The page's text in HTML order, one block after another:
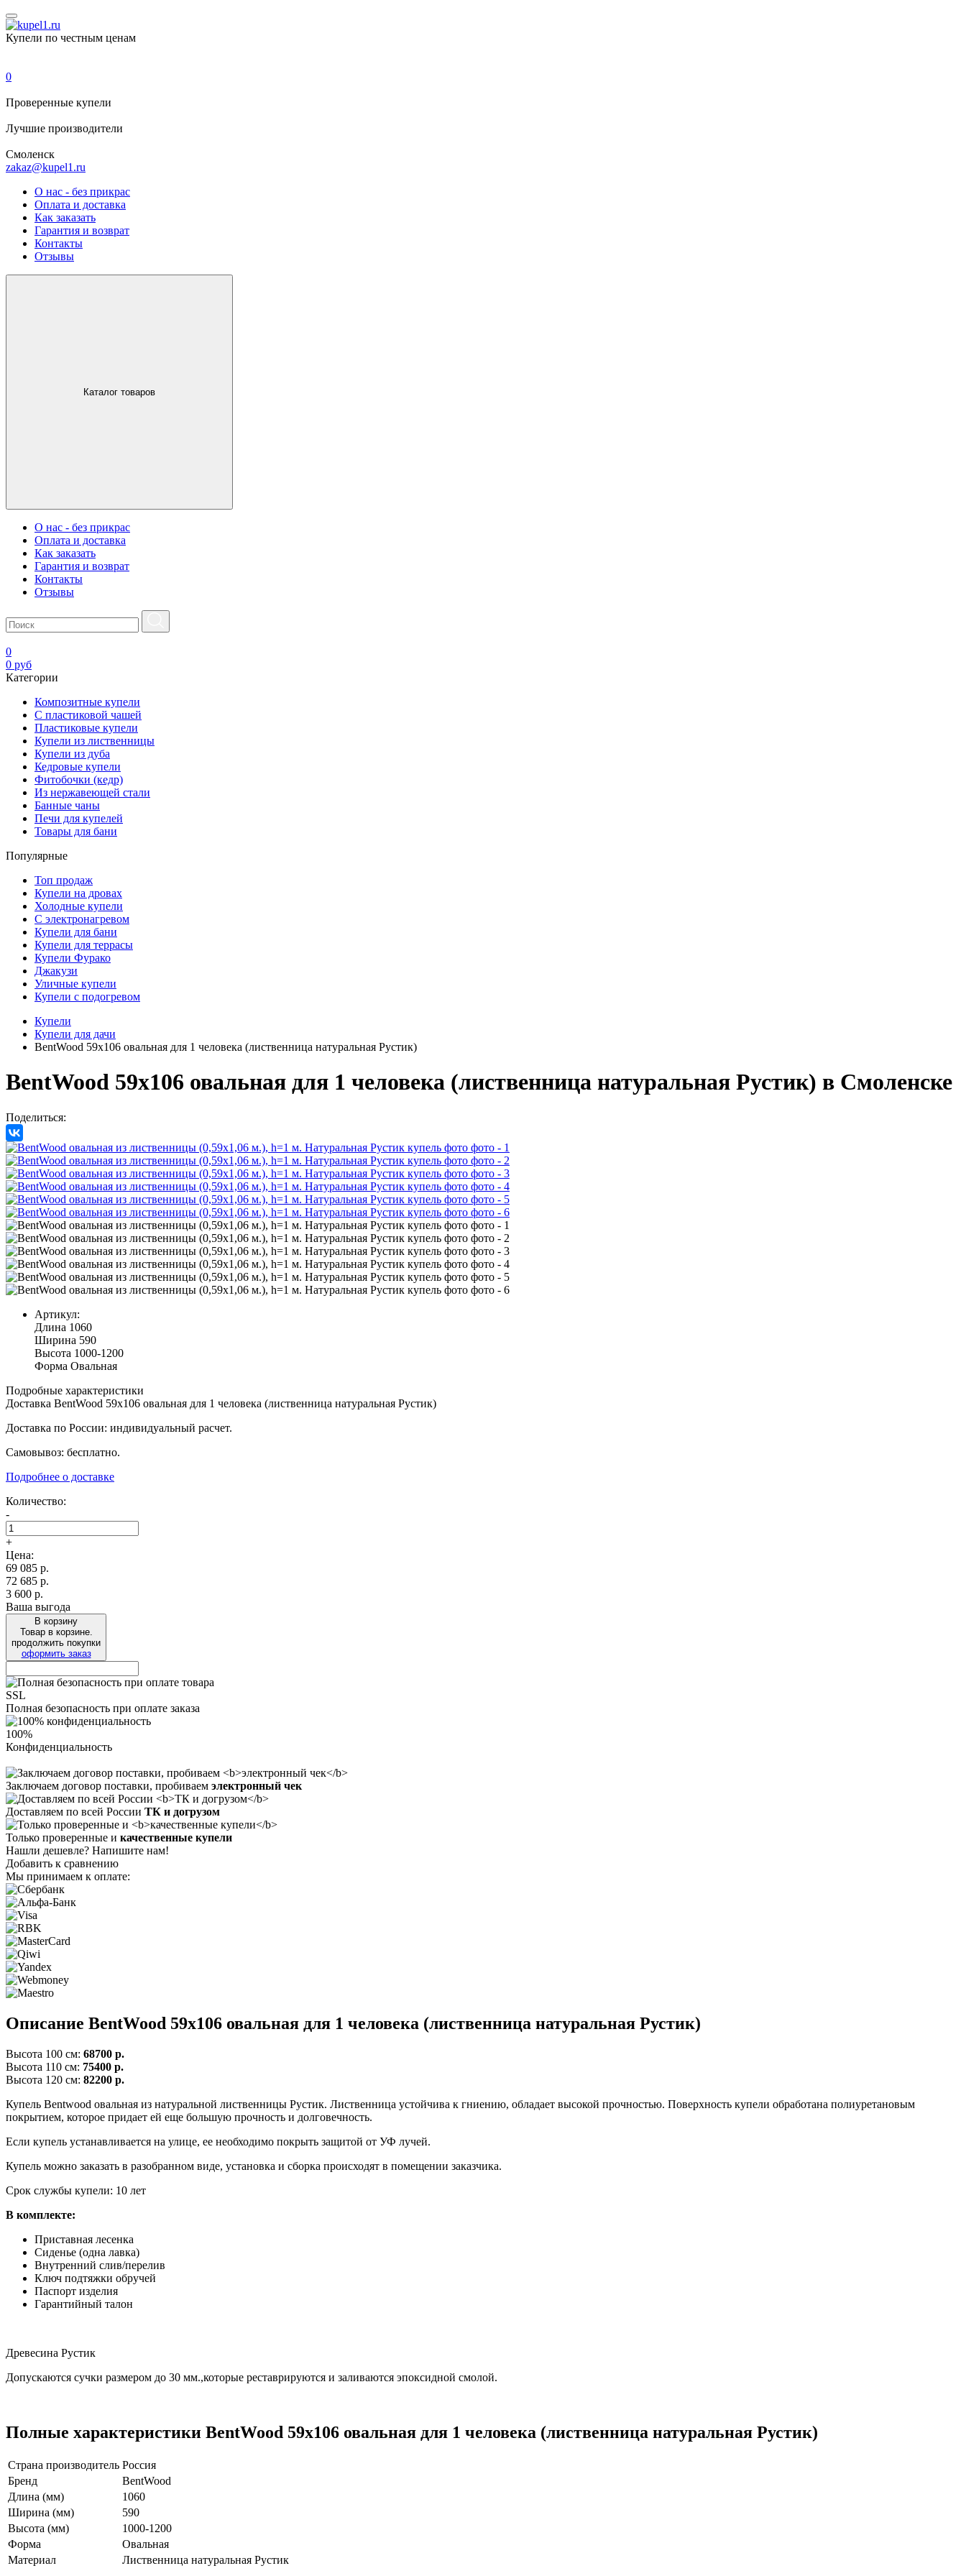
Купели по честным ценам
0
Проверенные купели
Лучшие производители
Смоленск
zakaz@kupel1.ru
О нас - без прикрас
Оплата и доставка
Как заказать
Гарантия и возврат
Контакты
Отзывы
Каталог товаров
О нас - без прикрас
Оплата и доставка
Как заказать
Гарантия и возврат
Контакты
Отзывы
0
0 руб
Категории
Композитные купели
С пластиковой чашей
Пластиковые купели
Купели из лиственницы
Купели из дуба
Кедровые купели
Фитобочки (кедр)
Из нержавеющей стали
Банные чаны
Печи для купелей
Товары для бани
Популярные
Топ продаж
Купели на дровах
Холодные купели
С электронагревом
Купели для бани
Купели для террасы
Купели Фурако
Джакузи
Уличные купели
Купели с подогревом
Купели
Купели для дачи
BentWood 59х106 овальная для 1 человека (лиственница натуральная Рустик)
BentWood 59х106 овальная для 1 человека (лиственница натуральная Рустик) в Смоленске
Поделиться:
Артикул:
Длина 1060
Ширина 590
Высота 1000-1200
Форма Овальная
Подробные характеристики
Доставка BentWood 59х106 овальная для 1 человека (лиственница натуральная Рустик)
Доставка по России: индивидуальный расчет.
Самовывоз: бесплатно.
Подробнее о доставке
Количество:
-
+
Цена:
69 085 р.
72 685 р.
3 600 р.
Ваша выгода
В корзину
Товар в корзине.
продолжить покупки
оформить заказ
SSL
Полная безопасность при оплате заказа
100%
Конфиденциальность
Заключаем договор поставки, пробиваем электронный чек
Доставляем по всей России ТК и догрузом
Только проверенные и качественные купели
Нашли дешевле? Напишите нам!
Добавить к сравнению
Мы принимаем к оплате:
Описание BentWood 59х106 овальная для 1 человека (лиственница натуральная Рустик)
Высота 100 см: 68700 р.
Высота 110 см: 75400 р.
Высота 120 см: 82200 р.
Купель Bentwood овальная из натуральной лиственницы Рустик. Лиственница устойчива к гниению, обладает высокой прочностью. Поверхность купели обработана полиуретановым
покрытием, которое придает ей еще большую прочность и долговечность.
Если купель устанавливается на улице, ее необходимо покрыть защитой от УФ лучей.
Купель можно заказать в разобранном виде, установка и сборка происходят в помещении заказчика.
Срок службы купели: 10 лет
В комплекте:
Приставная лесенка
Сиденье (одна лавка)
Внутренний слив/перелив
Ключ подтяжки обручей
Паспорт изделия
Гарантийный талон
Древесина Рустик
Допускаются сучки размером до 30 мм.,которые реставрируются и заливаются эпоксидной смолой.
Полные характеристики BentWood 59х106 овальная для 1 человека (лиственница натуральная Рустик)
Страна производитель Россия
Бренд
BentWood
Длина (мм)
1060
Ширина (мм)
590
Высота (мм)
1000-1200
Форма
Овальная
Материал
Лиственница натуральная Рустик